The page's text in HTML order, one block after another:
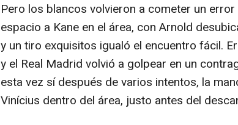
Pero los blancos volvieron a cometer un
espacio a Kane en el área, con Arnold
y un tiro exquisitos igualó el encuentro fácil.
y el Real Madrid volvió a golpear en un
esta vez sí después de varios intentos, la
Vinícius dentro del área, justo antes del